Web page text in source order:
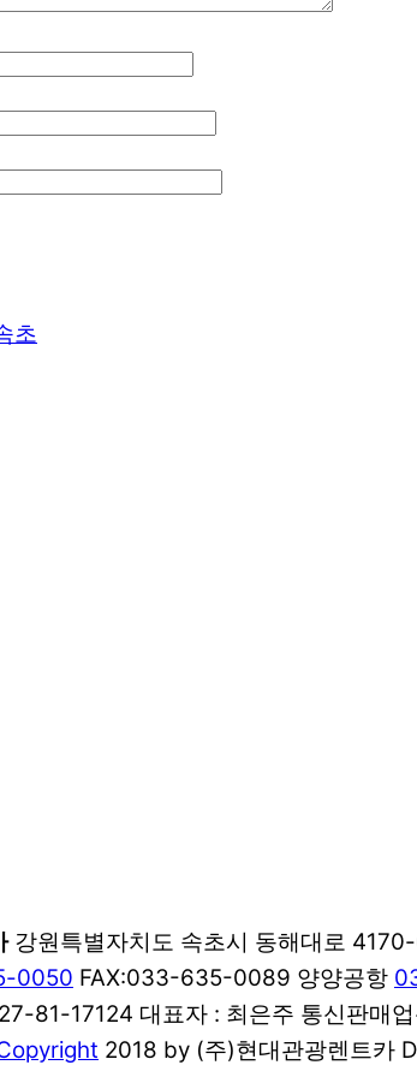
강원특별자치도 속초시 동해대로
0050 FAX:033-635-0089 양양공항
81-17124 대표자 : 최은주 통신판매
2018 by (주)현대관광렌트카